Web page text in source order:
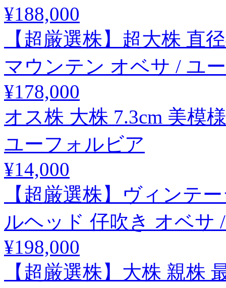
¥188,000
【超厳選株】超大株 直
マウンテン オベサ / ユ
¥178,000
オス株 大株 7.3cm 美模
ユーフォルビア
¥14,000
【超厳選株】ヴィンテ
ルヘッド 仔吹き オベサ
¥198,000
【超厳選株】大株 親株